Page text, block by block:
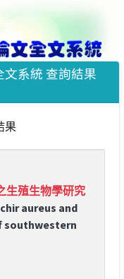
文系統 查詢結果
果
生殖生物學研究
aureus and
southwestern